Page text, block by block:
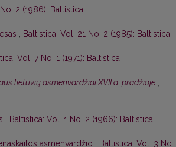
2 (1986): Baltistica
, Baltistica: Vol. 21 No. 2 (1985): Baltistica
Vol. 7 No. 1 (1971): Baltistica
lietuvių asmenvardžiai XVII a. pradžioje ,
, Baltistica: Vol. 1 No. 2 (1966): Baltistica
asmenvardžio , Baltistica: Vol. 3 No.